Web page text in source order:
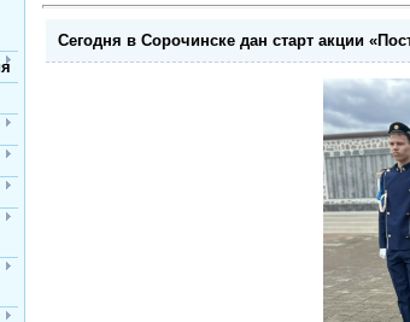
Сегодня в Сорочинске дан старт акции